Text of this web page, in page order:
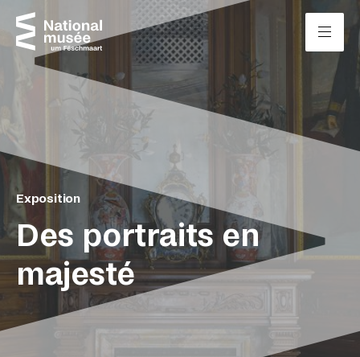
Passer directement au contenu
Des portraits en
majesté
Exposition
Panneau de gestion des cookies